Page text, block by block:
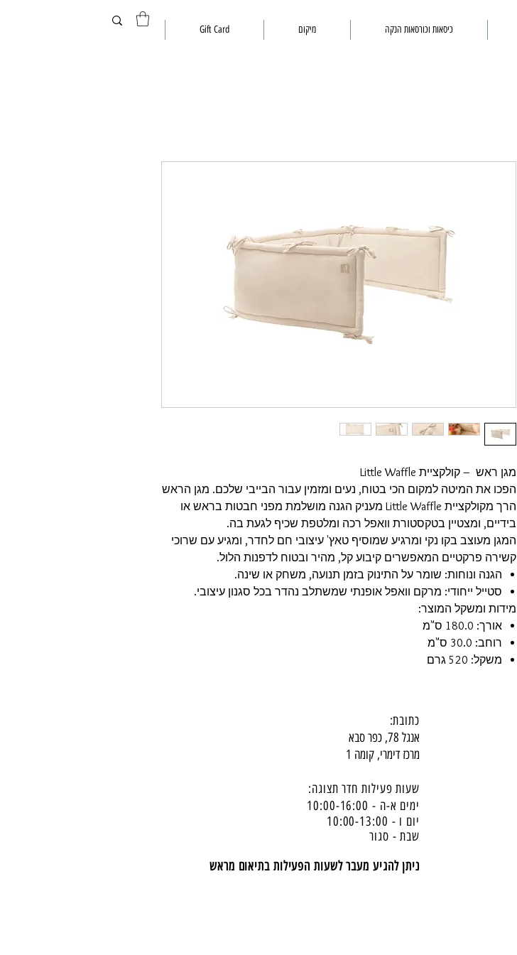
כיסאות וכורסאות הנקה מיקום Gift Card
מגן ראש – קולקציית Little Waffle
הפכו את המיטה למקום הכי בטוח, נעים ומזמין עבור הבייבי שלכם. מגן הראש
הרך מקולקציית Little Waffle מעניק הגנה מושלמת מפני חבטות בראש או
בידיים, ומצטיין בטקסטורת וואפל רכה ומלטפת שכיף לגעת בה.
המגן מעוצב בקו נקי ומרגיע שמוסיף טאץ' עיצובי חם לחדר, ומגיע עם שרוכי
קשירה פרקטיים המאפשרים קיבוע קל, מהיר ובטוח לדפנות הלול.
הגנה ונוחות: שומר על התינוק בזמן תנועה, משחק או שינה.
סטייל ייחודי: מרקם וואפל אופנתי שמשתלב נהדר בכל סגנון עיצובי.
מידות ומשקל המוצר:
אורך: 180.0 ס"מ
רוחב: 30.0 ס"מ
משקל: 520 גרם
כתובת:
אנגל 78, כפר סבא
מרכז דימרי, קומה 1
שעות פעילות חדר תצוגה:
ימים א-ה - 10:00-16: 00
יום ו - 10:00-13:00
שבת - סגור
ניתן להגיע מעבר לשעות הפעילות בתיאום מראש